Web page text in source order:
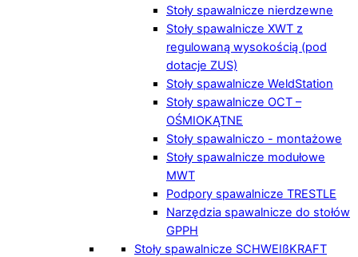
Stoły spawalnicze nierdzewne
Stoły spawalnicze XWT z
regulowaną wysokością (pod
dotacje ZUS)
Stoły spawalnicze WeldStation
Stoły spawalnicze OCT –
OŚMIOKĄTNE
Stoły spawalniczo - montażowe
Stoły spawalnicze modułowe
MWT
Podpory spawalnicze TRESTLE
Narzędzia spawalnicze do stołów
GPPH
Stoły spawalnicze SCHWEIßKRAFT